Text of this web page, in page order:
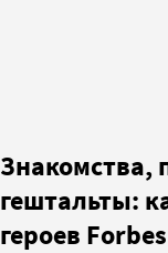
Знакомства,
гештальты:
героев